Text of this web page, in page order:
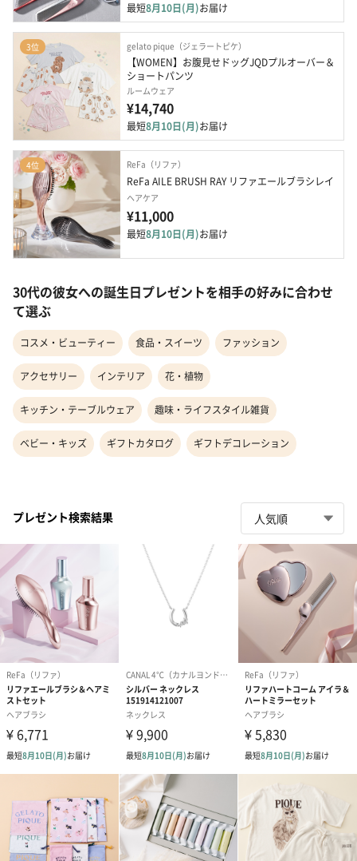
最短8月10日(月)お届け
3位 gelato pique（ジェラートピケ）
【WOMEN】お腹見せドッグJQDプルオーバー＆
ショートパンツ
ルームウェア
¥14,740
最短8月10日(月)お届け
4位 ReFa（リファ）
ReFa AILE BRUSH RAY リファエールブラシレイ
ヘアケア
¥11,000
最短8月10日(月)お届け
30代の彼女への誕生日プレゼントを相手の好みに合わせ
て選ぶ
コスメ・ビューティー 食品・スイーツ ファッション
アクセサリー インテリア 花・植物
キッチン・テーブルウェア 趣味・ライフスタイル雑貨
ベビー・キッズ ギフトカタログ ギフトデコレーション
プレゼント検索結果